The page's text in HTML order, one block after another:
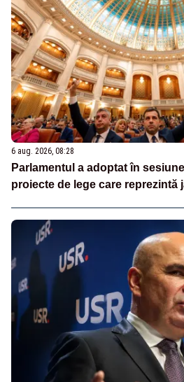
6 aug. 2026, 08:28
Parlamentul a adoptat în
proiecte de lege care reprezintă